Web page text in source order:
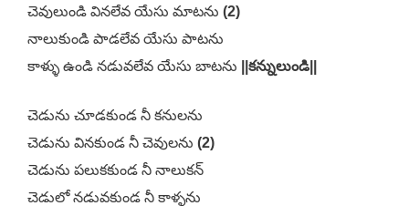
చెవులుండి వినలేవ యేసు మాటను (2)
నాలుకుండి పాడలేవ యేసు పాటను
కాళ్ళు ఉండి నడువలేవ యేసు బాటను
||కన్నులుండి||
చెడును చూడకుండ నీ కనులను
చెడును వినకుండ నీ చెవులను (2)
చెడును పలుకకుండ నీ నాలుకన్
చెడులో నడువకుండ నీ కాళ్ళను